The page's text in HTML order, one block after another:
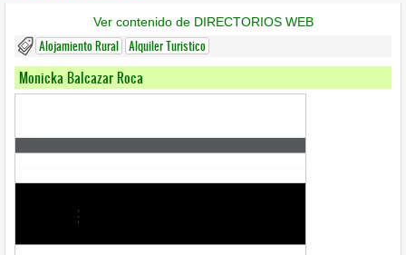
Ver contenido de DIRECTORIOS WEB
Alojamiento Rural Alquiler Turistico
Monicka Balcazar Roca